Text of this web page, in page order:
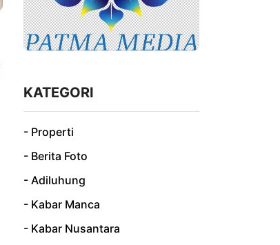
KATEGORI
- Properti
- Berita Foto
- Adiluhung
- Kabar Manca
- Kabar Nusantara